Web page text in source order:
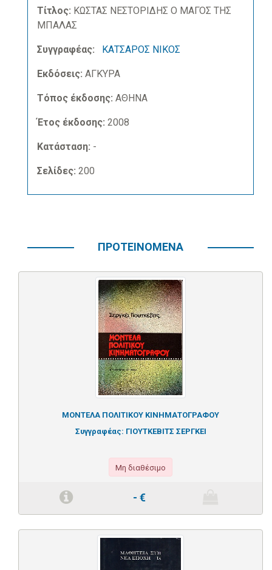
Τίτλος: ΚΩΣΤΑΣ ΝΕΣΤΟΡΙΔΗΣ Ο ΜΑΓΟΣ ΤΗΣ
ΜΠΑΛΑΣ
Συγγραφέας: ΚΑΤΣΑΡΟΣ ΝΙΚΟΣ
Εκδόσεις: ΑΓΚΥΡΑ
Τόπος έκδοσης: ΑΘΗΝΑ
Έτος έκδοσης: 2008
Κατάσταση: -
Σελίδες: 200
ΠΡΟΤΕΙΝΟΜΕΝΑ
ΜΟΝΤΕΛΑ ΠΟΛΙΤΙΚΟΥ ΚΙΝΗΜΑΤΟΓΡΑΦΟΥ
Συγγραφέας: ΓΙΟΥΤΚΕΒΙΤΣ ΣΕΡΓΚΕΙ
Μη διαθέσιμο
- €